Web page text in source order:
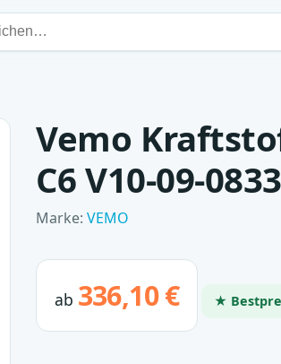
Vemo
C6 V10-09-0833
Marke:VEMO
ab 336,10 € ★